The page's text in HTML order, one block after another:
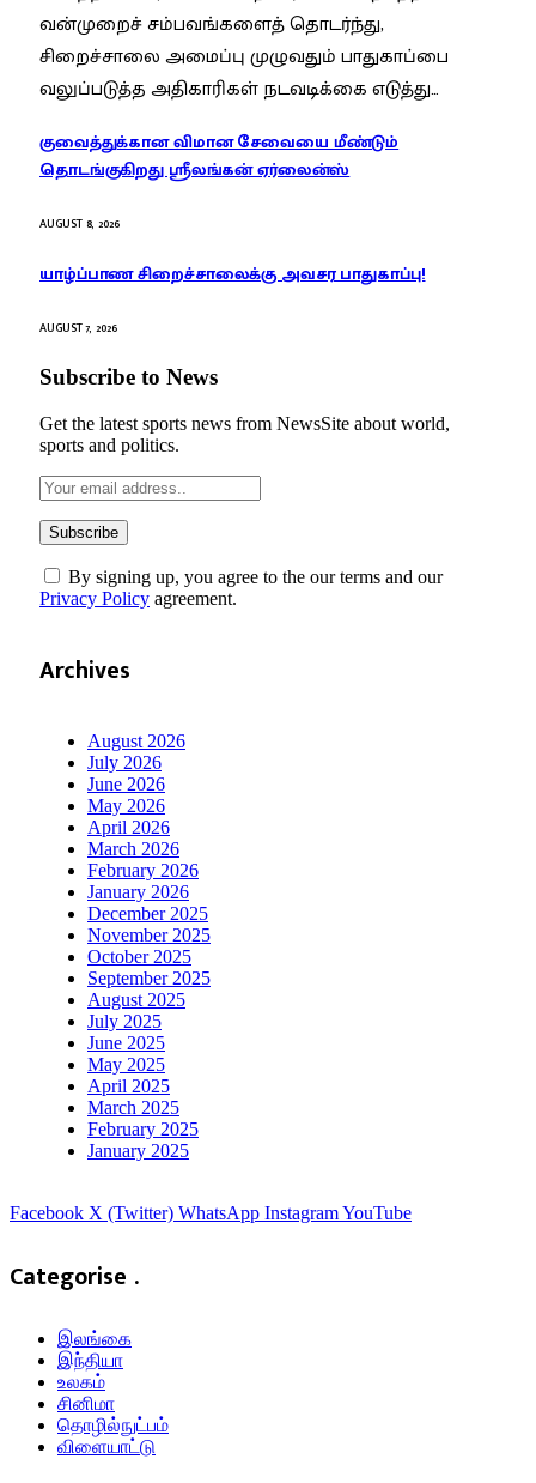
வன்முறைச் சம்பவங்களைத் தொடர்ந்து,
சிறைச்சாலை அமைப்பு முழுவதும் பாதுகாப்பை
வலுப்படுத்த அதிகாரிகள் நடவடிக்கை எடுத்து…
குவைத்துக்கான விமான சேவையை மீண்டும்
தொடங்குகிறது ஸ்ரீலங்கன் ஏர்லைன்ஸ்
AUGUST 8, 2026
யாழ்ப்பாண சிறைச்சாலைக்கு அவசர பாதுகாப்பு!
AUGUST 7, 2026
Subscribe to News
Get the latest sports news from NewsSite about world,
sports and politics.
By signing up, you agree to the our terms and our
Privacy Policy agreement.
Archives
August 2026
July 2026
June 2026
May 2026
April 2026
March 2026
February 2026
January 2026
December 2025
November 2025
October 2025
September 2025
August 2025
July 2025
June 2025
May 2025
April 2025
March 2025
February 2025
January 2025
Facebook X (Twitter) WhatsApp InstagramYouTube
Categorise .
இலங்கை
இந்தியா
உலகம்
சினிமா
தொழில்நுட்பம்
விளையாட்டு